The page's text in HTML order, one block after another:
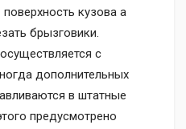
кузова а
брызговики.
с
дополнительных
в штатные
предусмотрено